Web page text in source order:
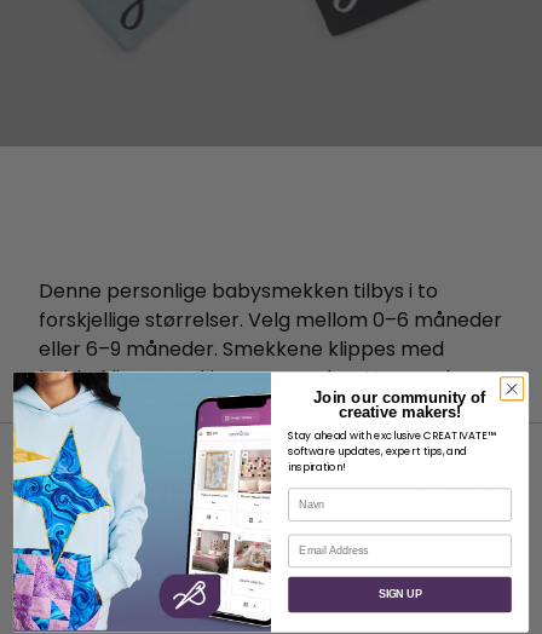
Denne personlige babysmekken tilbys i to
forskjellige størrelser. Velg mellom 0–6 måneder
eller 6–9 måneder. Smekkene klippes med
hobbyklippemaskinen og sys deretter med
symaskinen din.
OM
Om SVP Worldwide
Join our community of
creative makers!
Stay ahead with exclusive CREATIVATE™
software updates, expert tips, and
inspiration!
Navn
E-post
SIGN UP